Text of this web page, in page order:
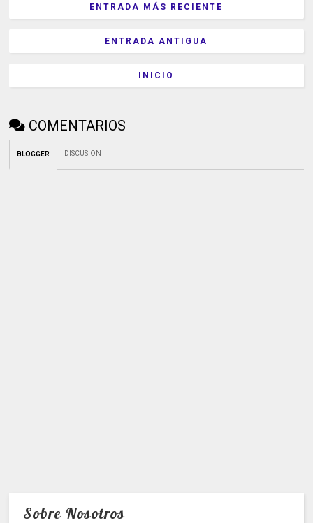
ENTRADA MÁS RECIENTE
ENTRADA ANTIGUA
INICIO
COMENTARIOS
BLOGGER DISCUSION
Sobre Nosotros